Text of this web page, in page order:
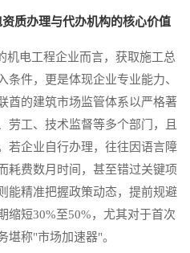
质办理与代办机构的核心价值
电工程企业而言，获取施工总
件，更是体现企业专业能力、
酋的建筑市场监管体系以严格著
劳工、技术监督等多个部门，且
若企业自行办理，往往因语言障
耗费数月时间，甚至错过关键项
能精准把握政策动态，提前规避
缩短30%至50%，尤其对于首次
堪称"市场加速器"。